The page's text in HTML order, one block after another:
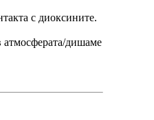
с диоксините.
атмосферата/дишаме